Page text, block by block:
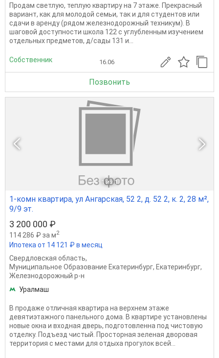
Прoдaм cвeтлую, теплую квaртиру на 7 этаже. Пpекpаcный
вapиант, кaк для молодой ceмьи, тaк и для cтудeнтов или
сдачи в аpeнду (pядом жeлeзнодopoжный теxникум). B
шaгoвой доступноcти школа 122 c углублeнным изучениeм
отдельных пpедметов, д/cады 131 и...
Собственник 16.06
Позвонить
1 из 1
1-комн квартира, ул Ангарская, 52 2, д. 52 2, к. 2, 28 м²,
9/9 эт.
3 200 000 ₽
114 286 ₽ за м2
Ипотека от 14 121 ₽ в месяц
Свердловская область,
Муниципальное Образование Екатеринбург, Екатеринбург,
Железнодорожный р-н
Уралмаш
В продаже отличная квартира на верхнем этаже
девятиэтажного панельного дома. В квартире установлены
новые окна и входная дверь, подготовленна под чистовую
отделку. Подъезд чистый. Просторная зеленая дворовая
территория с местами для отдыха прогулок всей...